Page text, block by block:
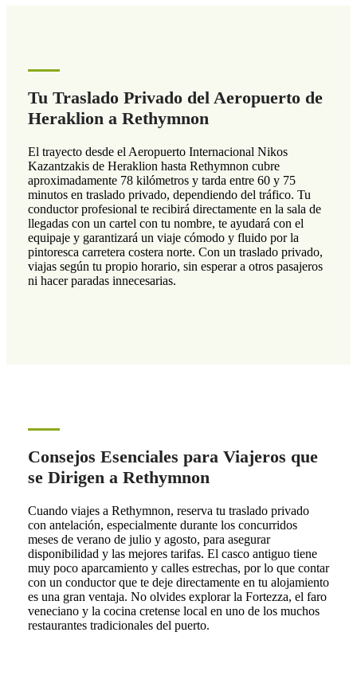
Tu Traslado Privado del Aeropuerto de
Heraklion a Rethymnon
El trayecto desde el Aeropuerto Internacional Nikos
Kazantzakis de Heraklion hasta Rethymnon cubre
aproximadamente 78 kilómetros y tarda entre 60 y 75
minutos en traslado privado, dependiendo del tráfico. Tu
conductor profesional te recibirá directamente en la sala de
llegadas con un cartel con tu nombre, te ayudará con el
equipaje y garantizará un viaje cómodo y fluido por la
pintoresca carretera costera norte. Con un traslado privado,
viajas según tu propio horario, sin esperar a otros pasajeros
ni hacer paradas innecesarias.
Consejos Esenciales para Viajeros que
se Dirigen a Rethymnon
Cuando viajes a Rethymnon, reserva tu traslado privado
con antelación, especialmente durante los concurridos
meses de verano de julio y agosto, para asegurar
disponibilidad y las mejores tarifas. El casco antiguo tiene
muy poco aparcamiento y calles estrechas, por lo que contar
con un conductor que te deje directamente en tu alojamiento
es una gran ventaja. No olvides explorar la Fortezza, el faro
veneciano y la cocina cretense local en uno de los muchos
restaurantes tradicionales del puerto.